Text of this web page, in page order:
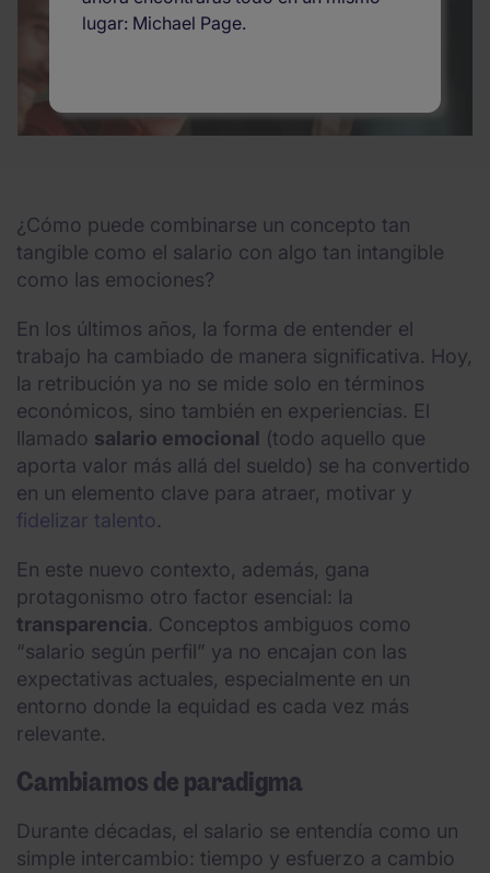
¿Cómo puede combinarse un concepto tan
tangible como el salario con algo tan intangible
como las emociones?
En los últimos años, la forma de entender el
trabajo ha cambiado de manera significativa. Hoy,
la retribución ya no se mide solo en términos
económicos, sino también en experiencias. El
llamado salario emocional (todo aquello que
aporta valor más allá del sueldo) se ha convertido
en un elemento clave para atraer, motivar y
fidelizar talento.
En este nuevo contexto, además, gana
protagonismo otro factor esencial: la
transparencia. Conceptos ambiguos como
“salario según perfil” ya no encajan con las
expectativas actuales, especialmente en un
entorno donde la equidad es cada vez más
relevante.
Cambiamos de paradigma
Durante décadas, el salario se entendía como un
simple intercambio: tiempo y esfuerzo a cambio
lugar: Michael Page.